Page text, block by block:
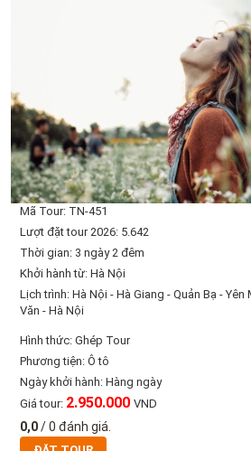
Mã Tour: TN-451
Lượt đặt tour 2026: 5.642
Thời gian: 3 ngày 2 đêm
Khởi hành từ: Hà Nội
Lịch trình: Hà Nội - Hà Giang - Quản Bạ -
Văn - Hà Nội
Hình thức: Ghép Tour
Phương tiện: Ô tô
Ngày khởi hành: Hàng ngày
Giá tour: 2.950.000VND
0,0/0 đánh giá.